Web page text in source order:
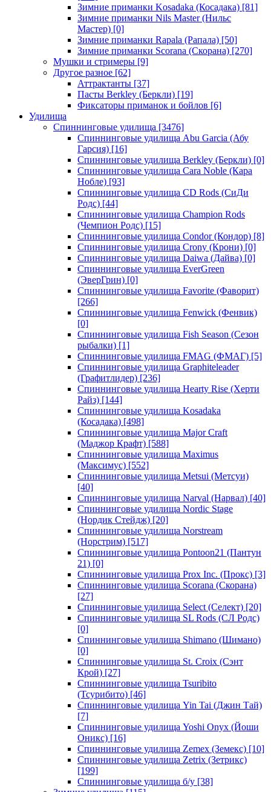
Зимние приманки Kosadaka (Косадака) [81]
Зимние приманки Nils Master (Нильс
Мастер) [0]
Зимние приманки Rapala (Рапала) [50]
Зимние приманки Scorana (Скорана) [270]
Мушки и стримеры [9]
Другое разное [62]
Аттрактанты [37]
Пасты Berkley (Беркли) [19]
Фиксаторы приманок и бойлов [6]
Удилища
Спиннинговые удилища [3476]
Спиннинговые удилища Abu Garcia (Абу
Гарсия) [16]
Спиннинговые удилища Berkley (Беркли) [0]
Спиннинговые удилища Cara Noble (Кара
Нобле) [93]
Спиннинговые удилища CD Rods (СиДи
Родс) [44]
Спиннинговые удилища Champion Rods
(Чемпион Родс) [15]
Спиннинговые удилища Condor (Кондор) [8]
Спиннинговые удилища Crony (Крони) [0]
Спиннинговые удилища Daiwa (Дайва) [0]
Спиннинговые удилища EverGreen
(ЭверГрин) [0]
Спиннинговые удилища Favorite (Фаворит)
[266]
Спиннинговые удилища Fenwick (Фенвик)
[0]
Спиннинговые удилища Fish Season (Сезон
рыбалки) [1]
Спиннинговые удилища FMAG (ФМАГ) [5]
Спиннинговые удилища Graphiteleader
(Графитлидер) [236]
Спиннинговые удилища Hearty Rise (Херти
Райз) [144]
Спиннинговые удилища Kosadaka
(Косадака) [498]
Спиннинговые удилища Major Craft
(Маджор Крафт) [588]
Спиннинговые удилища Maximus
(Максимус) [552]
Спиннинговые удилища Metsui (Метсуи)
[40]
Спиннинговые удилища Narval (Нарвал) [40]
Спиннинговые удилища Nordic Stage
(Нордик Стейдж) [20]
Спиннинговые удилища Norstream
(Норстрим) [517]
Спиннинговые удилища Pontoon21 (Пантун
21) [0]
Спиннинговые удилища Prox Inc. (Прокс) [3]
Спиннинговые удилища Scorana (Скорана)
[27]
Спиннинговые удилища Select (Селект) [20]
Спиннинговые удилища SL Rods (СЛ Родс)
[0]
Спиннинговые удилища Shimano (Шимано)
[0]
Спиннинговые удилища St. Croix (Сэнт
Крой) [27]
Спиннинговые удилища Tsuribito
(Тсурибито) [46]
Спиннинговые удилища Yin Tai (Джин Тай)
[7]
Спиннинговые удилища Yoshi Onyx (Йоши
Оникс) [16]
Спиннинговые удилища Zemex (Земекс) [10]
Спиннинговые удилища Zetrix (Зетрикс)
[199]
Спиннинговые удилища б/у [38]